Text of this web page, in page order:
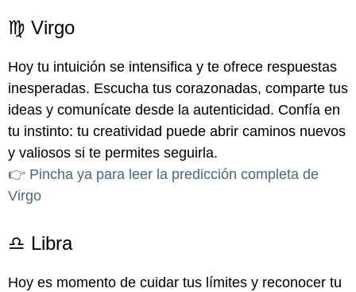
♍ Virgo
Hoy tu intuición se intensifica y te ofrece respuestas
inesperadas. Escucha tus corazonadas, comparte tus
ideas y comunícate desde la autenticidad. Confía en
tu instinto: tu creatividad puede abrir caminos nuevos
y valiosos si te permites seguirla.
👉 Pincha ya para leer la predicción completa de
Virgo
♎ Libra
Hoy es momento de cuidar tus límites y reconocer tu